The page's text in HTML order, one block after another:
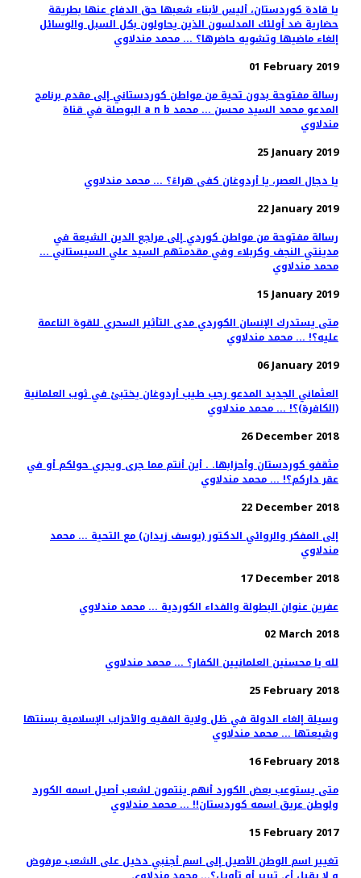
يا قادة كوردستان، أليس لأبناء شعبها حق الدفاع عنها بطريقة
حضارية ضد أولئك المدلسون الذين يحاولون بكل السبل والوسائل
إلغاء ماضيها وتشويه حاضرها؟ ... محمد مندلاوي
01 February 2019
رسالة مفتوحة بدون تحية من مواطن كوردستاني إلى مقدم برنامج
البوصلة في قناة a n b المدعو محمد السيد محسن ... محمد
مندلاوي
25 January 2019
يا دجال العصر، يا أردوغان كفى هراءً؟ ... محمد مندلاوي
22 January 2019
رسالة مفتوحة من مواطن كوردي إلى مراجع الدين الشيعة في
مدينتي النجف وكربلاء وفي مقدمتهم السيد علي السيستاني ...
محمد مندلاوي
15 January 2019
متى يستدرك الإنسان الكوردي مدى التأثير السحري للقوة الناعمة
عليه؟! ... محمد مندلاوي
06 January 2019
العثماني الجديد المدعو رجب طيب أردوغان يختبئ في ثوب العلمانية
(الكافرة)؟! ... محمد مندلاوي
26 December 2018
مثقفو كوردستان وأحزابها. . أين أنتم مما جرى ويجري حولكم أو في
عقر داركم؟! ... محمد مندلاوي
22 December 2018
إلى المفكر والروائي الدكتور (يوسف زيدان) مع التحية ... محمد
مندلاوي
17 December 2018
عفرين عنوان البطولة والفداء الكوردية ... محمد مندلاوي
02 March 2018
لله يا محسنين العلمانيين الكفار؟ ... محمد مندلاوي
25 February 2018
وسيلة إلغاء الدولة في ظل ولاية الفقيه والأحزاب الإسلامية بسنتها
وشيعتها ... محمد مندلاوي
16 February 2018
متى يستوعب بعض الكورد أنهم ينتمون لشعب أصيل اسمه الكورد
ولوطن عريق اسمه كوردستان!! ... محمد مندلاوي
15 February 2017
تغيير اسم الوطن الأصيل إلى اسم أجنبي دخيل على الشعب مرفوض